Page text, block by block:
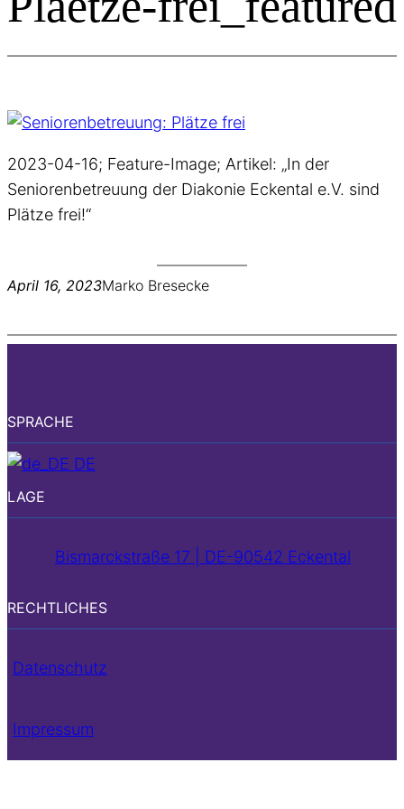
2023-04-16; Feature-Image; Artikel: „In der
Seniorenbetreuung der Diakonie Eckental e.V. sind
Plätze frei!“
April 16, 2023Marko Bresecke
SPRACHE
DE
LAGE
Bismarckstraße 17 | DE-90542 Eckental
RECHTLICHES
Datenschutz
Impressum